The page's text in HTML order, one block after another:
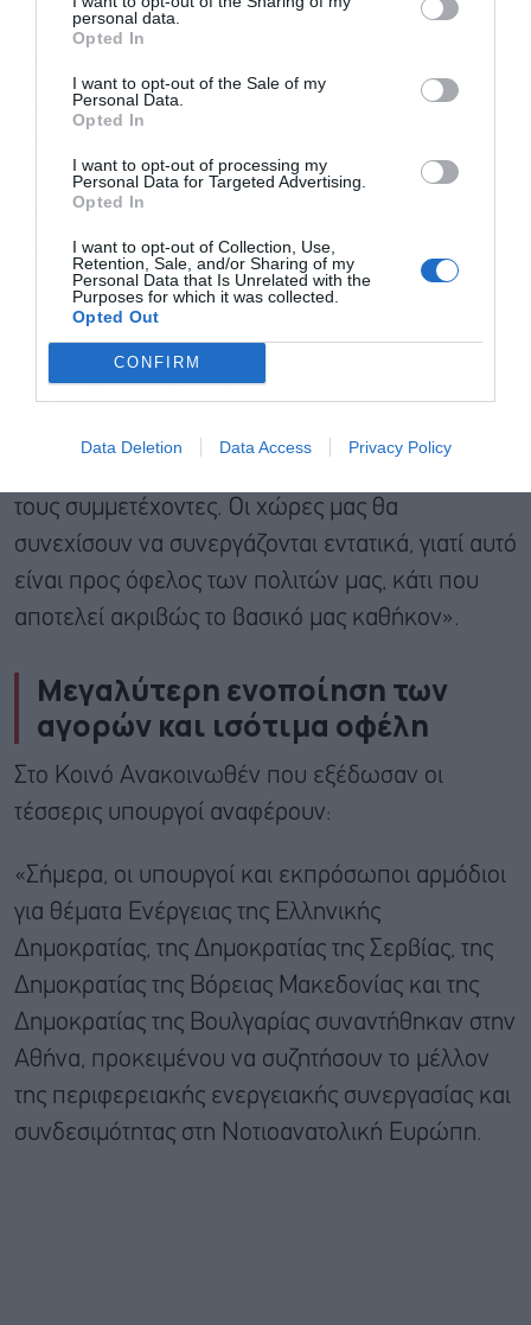
personal data.
Opted In
I want to opt-out of the Sale of my
Personal Data.
Opted In
I want to opt-out of processing my
Personal Data for Targeted Advertising.
Opted In
I want to opt-out of Collection, Use,
Retention, Sale, and/or Sharing of my
Personal Data that Is Unrelated with the
Purposes for which it was collected.
Opted Out
CONFIRM
Data Deletion Data Access Privacy Policy
ασφαλείς, πολύ πιο αξιόπιστοι στις μεταξύ μας
προς τους πολίτες μας. Εντοπίσαμε πολύ
συνεχίσουμε να αναπτύσσουμε στην περιοχή. Η
διασυνδεσιμότητα δεν αφορά μόνο Βουλγαρία
και Ελλάδα. Είμαστε χαρούμενοι που έχουμε μια
πολύ καλή σχέση και μια πολύ καλή διασύνδεση
μεταξύ των δύο χωρών μας. Όμως
συνειδητοποιήσαμε ότι, μαζί με τους γείτονές
μας, τη Βόρεια Μακεδονία και τη Σερβία,
μπορούμε να επεκτείνουμε ακόμη περισσότερο
τους συμμετέχοντες. Οι χώρες μας θα
συνεχίσουν να συνεργάζονται εντατικά, γιατί αυτό
είναι προς όφελος των πολιτών μας, κάτι που
αποτελεί ακριβώς το βασικό μας καθήκον».
Μεγαλύτερη ενοποίηση των
αγορών και ισότιμα οφέλη
Στο Κοινό Ανακοινωθέν που εξέδωσαν οι
τέσσερις υπουργοί αναφέρουν:
«Σήμερα, οι υπουργοί και εκπρόσωποι αρμόδιοι
για θέματα Ενέργειας της Ελληνικής
Δημοκρατίας, της Δημοκρατίας της Σερβίας, της
Δημοκρατίας της Βόρειας Μακεδονίας και της
Δημοκρατίας της Βουλγαρίας συναντήθηκαν στην
Αθήνα, προκειμένου να συζητήσουν το μέλλον
της περιφερειακής ενεργειακής συνεργασίας και
συνδεσιμότητας στη Νοτιοανατολική Ευρώπη.
Αποδέχομαι τους